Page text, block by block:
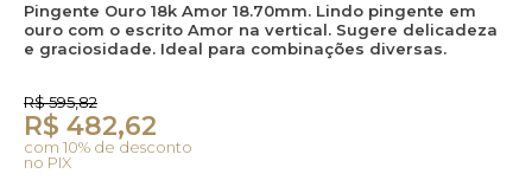
Pingente Ouro 18k Amor 18.70mm. Lindo pingente em
ouro com o escrito Amor na vertical. Sugere delicadeza
e graciosidade. Ideal para combinações diversas.
R$ 595,82
R$ 482,62
com 10% de desconto
no PIX